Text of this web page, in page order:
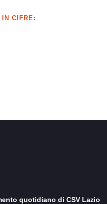
IN CIFRE:
quotidiano di CSV Lazio